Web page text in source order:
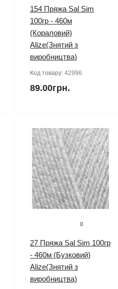
154 Пряжа Sal Sim
100гр - 460м
(Кораловий)
Alize(Знятий з
виробництва)
Код товару: 42996
89.00грн.
0
27 Пряжа Sal Sim 100гр
- 460м (Бузковий)
Alize(Знятий з
виробництва)